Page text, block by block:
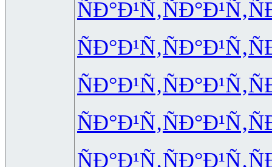
ÑÐ°Ð¹Ñ‚ÑÐ°Ð¹Ñ‚
ÑÐ°Ð¹Ñ‚ÑÐ°Ð¹Ñ‚
ÑÐ°Ð¹Ñ‚ÑÐ°Ð¹Ñ‚
ÑÐ°Ð¹Ñ‚ÑÐ°Ð¹Ñ‚
ÑÐ°Ð¹Ñ‚ÑÐ°Ð¹Ñ‚